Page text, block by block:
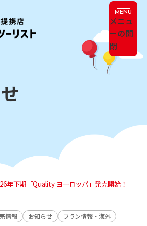
メニュ
ーの開
閉
年下期「Quality ヨーロッパ」発売開始！
情報 お知らせ プラン情報・海外